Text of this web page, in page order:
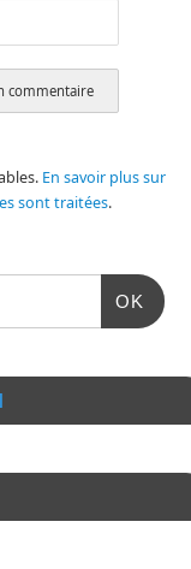
En savoir plus sur
sont traitées.
OK